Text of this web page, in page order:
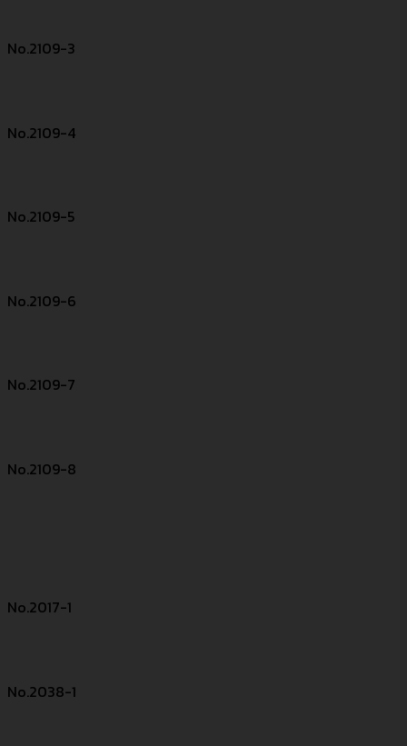
No.2109-3
No.2109-4
No.2109-5
No.2109-6
No.2109-7
No.2109-8
No.2017-1
No.2038-1